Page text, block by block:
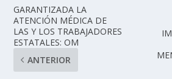
GARANTIZADA LA
ATENCIÓN MÉDICA DE
LAS Y LOS TRABAJADORES
ESTATALES: OM
ANTERIOR